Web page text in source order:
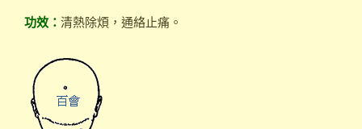
功效： 清熱除煩，通絡止痛。